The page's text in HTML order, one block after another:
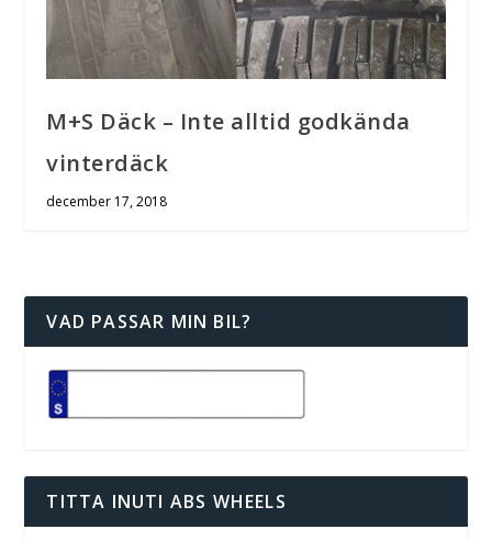
M+S Däck – Inte alltid godkända
vinterdäck
december 17, 2018
VAD PASSAR MIN BIL?
TITTA INUTI ABS WHEELS